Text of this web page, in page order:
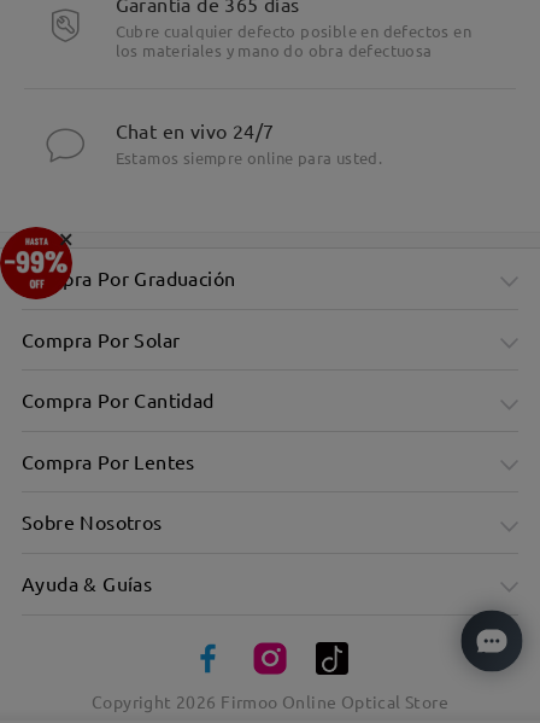
Cubre cualquier defecto posible en defectos en
los materiales y mano do obra defectuosa
Chat en vivo 24/7
Estamos siempre online para usted.
Compra Por Graduación
Compra Por Solar
Compra Por Cantidad
Compra Por Lentes
Sobre Nosotros
Ayuda & Guías
Copyright 2026 Firmoo Online Optical Store
×